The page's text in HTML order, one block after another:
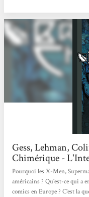
Gess, Lehman,
Chimérique -
Pourquoi les X-Men,
américains ? Qu'est-ce qui a
comics en Europe ? C'est la